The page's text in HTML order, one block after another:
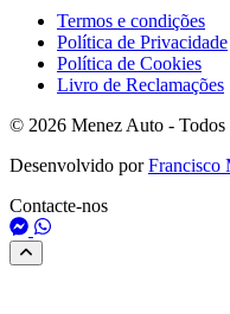
Termos e condições
Política de Privacidade
Política de Cookies
Livro de Reclamações
© 2026 Menez Auto - Todos
Desenvolvido porFrancisco
Contacte-nos